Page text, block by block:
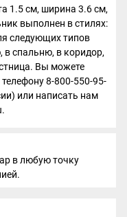
1.5 см, ширина 3.6 см,
выполнен в стилях:
следующих типов
спальню, в коридор,
Вы можете
8-800-550-95-
или написать нам
в любую точку